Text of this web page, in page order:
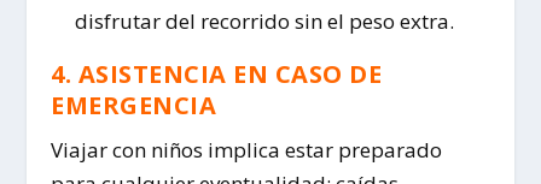
disfrutar del recorrido sin el peso extra.
4. ASISTENCIA EN CASO DE
EMERGENCIA
Viajar con niños implica estar preparado